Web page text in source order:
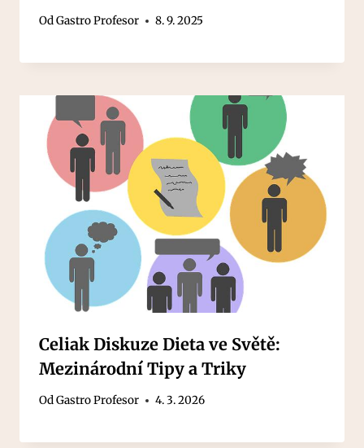
OdGastro Profesor 8. 9. 2025
Celiak Diskuze Dieta ve Světě:
Mezinárodní Tipy a Triky
OdGastro Profesor 4. 3. 2026